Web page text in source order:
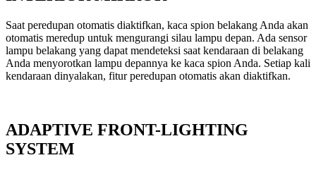
Saat peredupan otomatis diaktifkan, kaca spion belakang Anda akan
otomatis meredup untuk mengurangi silau lampu depan. Ada sensor
lampu belakang yang dapat mendeteksi saat kendaraan di belakang
Anda menyorotkan lampu depannya ke kaca spion Anda. Setiap kali
kendaraan dinyalakan, fitur peredupan otomatis akan diaktifkan.
ADAPTIVE FRONT-LIGHTING
SYSTEM